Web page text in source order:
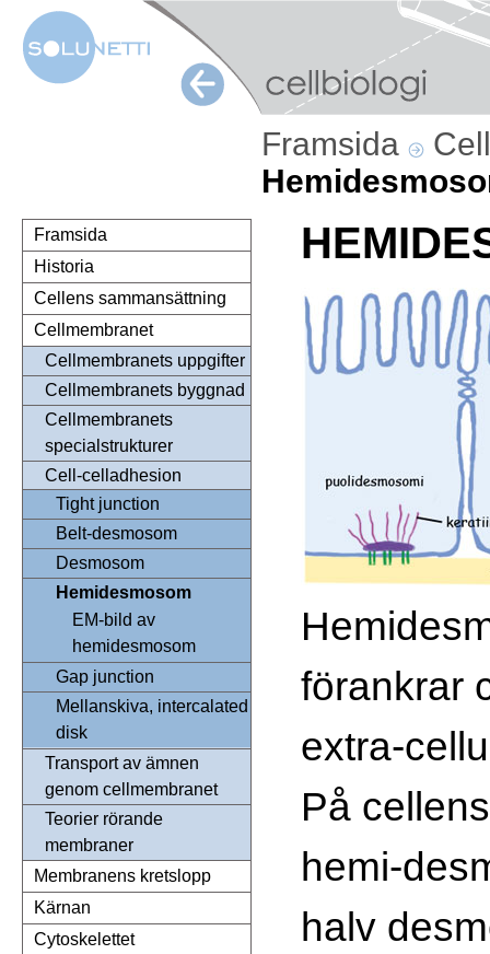
Framsida
Framsida
Historia
Cellens sammansättning
Cellmembranet
Cellmembranets uppgifter
Cellmembranets byggnad
Cellmembranets
specialstrukturer
Cell-celladhesion
Tight junction
Belt-desmosom
Desmosom
Hemidesmosom
EM-bild av
hemidesmosom
Gap junction
Mellanskiva, intercalated
disk
Transport av ämnen
genom cellmembranet
Teorier rörande
membraner
Membranens kretslopp
Kärnan
Cytoskelettet
förankrar
extra-
På
hemi-
halv